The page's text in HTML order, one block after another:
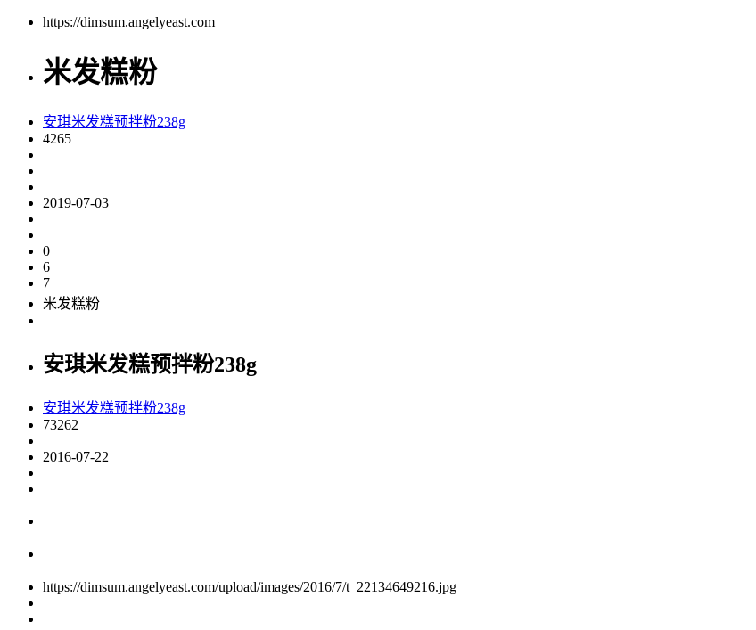
https://dimsum.angelyeast.com
米发糕粉
安琪米发糕预拌粉238g
4265
2019-07-03
0
6
7
米发糕粉
安琪米发糕预拌粉238g
安琪米发糕预拌粉238g
73262
2016-07-22
https://dimsum.angelyeast.com/upload/images/2016/7/t_22134649216.jpg